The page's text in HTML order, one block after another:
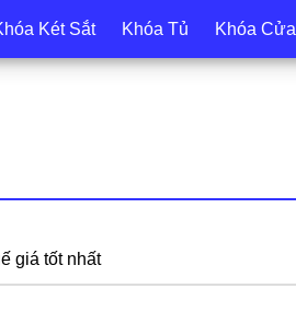
Két Sắt Khóa Tủ Khóa Cửa
giá tốt nhất